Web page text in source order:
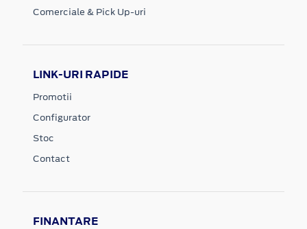
Comerciale & Pick Up-uri
LINK-URI RAPIDE
Promotii
Configurator
Stoc
Contact
FINANTARE